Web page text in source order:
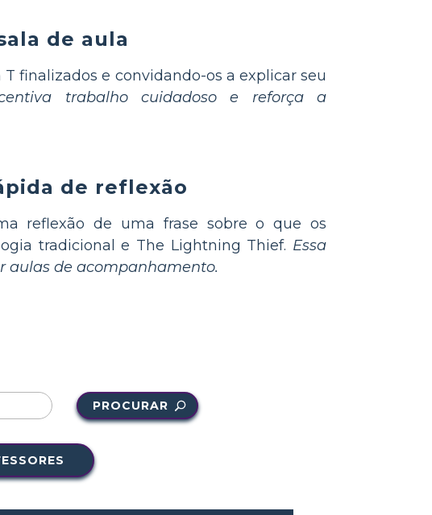
de aula
finalizados e convidando-os a explicar seu
trabalho cuidadoso e reforça a
de reflexão
reflexão de uma frase sobre o que os
tradicional e The Lightning Thief. Essa
aulas de acompanhamento.
PROCURAR